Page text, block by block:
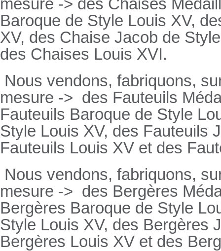
mesure -> des Chaises
Baroque de Style Louis XV,
XV, des Chaise Jacob de
des Chaises Louis XVI.
Nous vendons, fabriquons,
mesure -> des Fauteuils
Fauteuils Baroque de Style
Style Louis XV, des Fauteuils
Fauteuils Louis XV et des
Nous vendons, fabriquons,
mesure -> des Bergères
Bergères Baroque de Style
Style Louis XV, des Bergères
Bergères Louis XV et des